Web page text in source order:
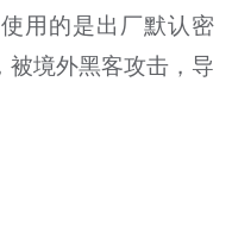
用的是出厂默认密
被境外黑客攻击，导